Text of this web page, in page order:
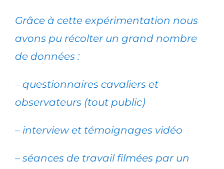
Grâce à cette expérimentation nous
avons pu récolter un grand nombre
de données :
– questionnaires cavaliers et
observateurs (tout public)
– interview et témoignages vidéo
– séances de travail filmées par un